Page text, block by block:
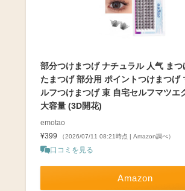
部分つけまつげ ナチュラル 人气 まつ
たまつげ 部分用 ポイントつけまつげ
ルフつけまつげ 束 自宅セルフマツエ
大容量 (3D開花)
emotao
¥399
（2026/07/11 08:21時点 | Amazon調べ）
口コミを見る
Amazon